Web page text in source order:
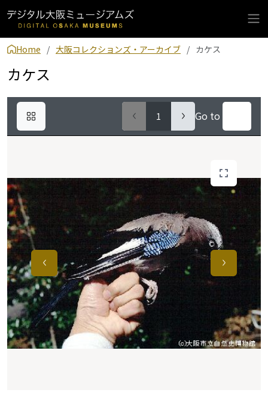
Home 大阪コレクションズ・アーカイブ カケス
カケス
1 Go to